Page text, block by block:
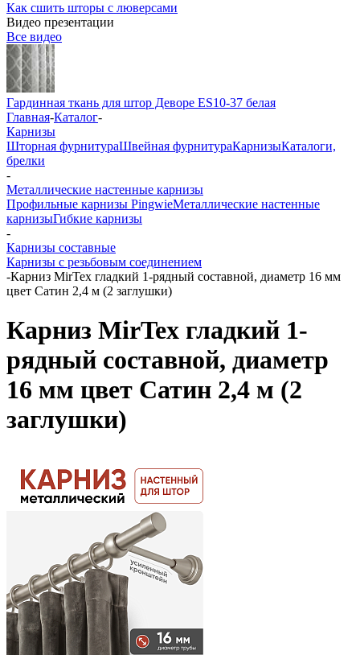
Как сшить шторы с люверсами
Видео презентации
Все видео
Гардинная ткань для штор Деворе ES10-37 белая
Главная-Каталог-
Карнизы
Шторная фурнитураШвейная фурнитураКарнизыКаталоги,
брелки
-
Металлические настенные карнизы
Профильные карнизы PingwieМеталлические настенные
карнизыГибкие карнизы
-
Карнизы составные
Карнизы с резьбовым соединением
-Карниз MirTex гладкий 1-рядный составной, диаметр 16 мм
цвет Сатин 2,4 м (2 заглушки)
Карниз MirTex гладкий 1-
рядный составной, диаметр
16 мм цвет Сатин 2,4 м (2
заглушки)